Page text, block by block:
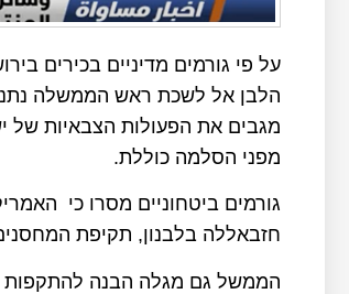
על פי גורמים מדיניים בכירים
הלבן אל לשכת ראש הממשלה
מגבים את הפעולות הצבאיות של
מפני הסלמה כוללת.
גורמים ביטחוניים מסרו כי
חזבאללה בלבנון, תקיפת
הממשל גם מגלה הבנה להתקפות